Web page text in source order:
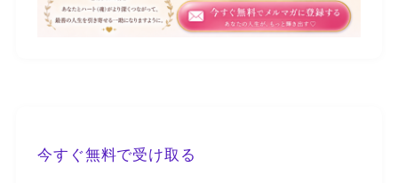
今すぐ無料で受け取る